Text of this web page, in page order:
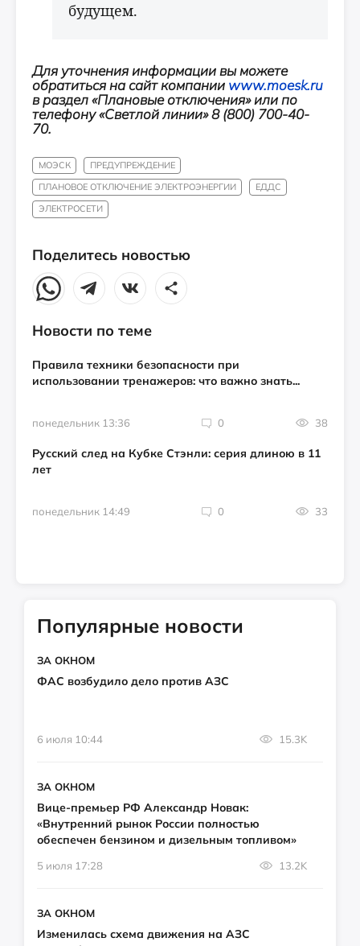
будущем.
Для уточнения информации вы можете
обратиться на сайт компании www.moesk.ru
в раздел «Плановые отключения» или по
телефону «Светлой линии» 8 (800) 700-40-
70.
МОЭСК
ПРЕДУПРЕЖДЕНИЕ
ПЛАНОВОЕ ОТКЛЮЧЕНИЕ ЭЛЕКТРОЭНЕРГИИ
ЕДДС
ЭЛЕКТРОСЕТИ
Поделитесь новостью
Новости по теме
Правила техники безопасности при
использовании тренажеров: что важно знать...
понедельник 13:36 0 38
Русский след на Кубке Стэнли: серия длиною в 11
лет
понедельник 14:49 0 33
Популярные новости
ЗА ОКНОМ
ФАС возбудило дело против АЗС
6 июля 10:44 15.3K
ЗА ОКНОМ
Вице-премьер РФ Александр Новак:
«Внутренний рынок России полностью
обеспечен бензином и дизельным топливом»
5 июля 17:28 13.2K
ЗА ОКНОМ
Изменилась схема движения на АЗС